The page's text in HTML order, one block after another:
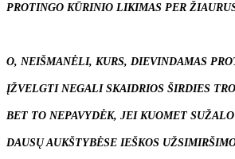
PROTINGO KŪRINIO LIKIMAS PER
O, NEIŠMANĖLI, KURS, DIEVINDAMAS
ĮŽVELGTI NEGALI SKAIDRIOS ŠIRDIES
BET TO NEPAVYDĖK, JEI KUOMET
DAUSŲ AUKŠTYBĖSE IEŠKOS